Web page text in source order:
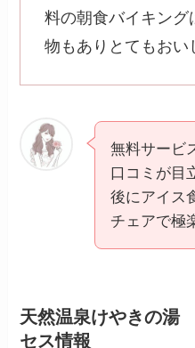
料の朝食バイキング
物もありとてもおい
無料サービ
口コミが目
後にアイス
チェアで極
天然温泉けやきの湯
セス情報